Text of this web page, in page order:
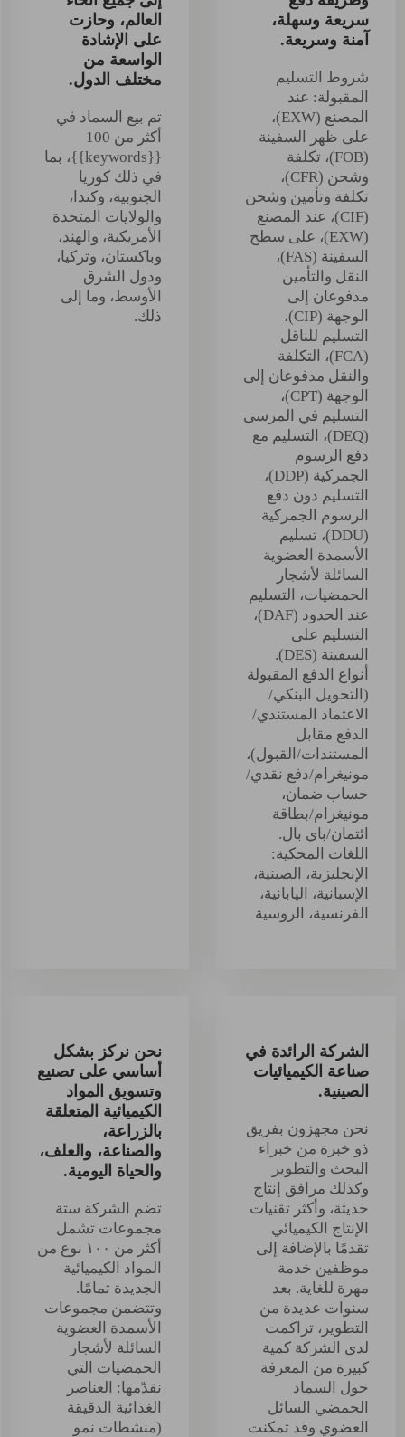
سريعة وسهلة،
آمنة وسريعة.
شروط التسليم
المقبولة: عند
المصنع (EXW)،
على ظهر السفينة
(FOB)، تكلفة
وشحن (CFR)،
تكلفة وتأمين وشحن
(CIF)، عند المصنع
(EXW)، على سطح
السفينة (FAS)،
النقل والتأمين
مدفوعان إلى
الوجهة (CIP)،
التسليم للناقل
(FCA)، التكلفة
والنقل مدفوعان إلى
الوجهة (CPT)،
التسليم في المرسى
(DEQ)، التسليم مع
دفع الرسوم
الجمركية (DDP)،
التسليم دون دفع
الرسوم الجمركية
(DDU)، تسليم
الأسمدة العضوية
السائلة لأشجار
الحمضيات، التسليم
عند الحدود (DAF)،
التسليم على
السفينة (DES).
أنواع الدفع المقبولة
(التحويل البنكي/
الاعتماد المستندي/
الدفع مقابل
المستندات/القبول)،
مونيغرام/دفع نقدي/
حساب ضمان،
مونيغرام/بطاقة
ائتمان/باي بال.
اللغات المحكية:
الإنجليزية، الصينية،
الإسبانية، اليابانية،
الفرنسية، الروسية
العالم، وحازت
على الإشادة
الواسعة من
مختلف الدول.
تم بيع السماد في
أكثر من 100
{{keywords}}، بما
في ذلك كوريا
الجنوبية، وكندا،
والولايات المتحدة
الأمريكية، والهند،
وباكستان، وتركيا،
ودول الشرق
الأوسط، وما إلى
ذلك.
الشركة الرائدة في
صناعة الكيميائيات
الصينية.
نحن مجهزون بفريق
ذو خبرة من خبراء
البحث والتطوير
وكذلك مرافق إنتاج
حديثة، وأكثر تقنيات
الإنتاج الكيميائي
تقدمًا بالإضافة إلى
موظفين خدمة
مهرة للغاية. بعد
سنوات عديدة من
التطوير، تراكمت
لدى الشركة كمية
كبيرة من المعرفة
حول السماد
الحمضي السائل
العضوي وقد تمكنت
نحن نركز بشكل
أساسي على تصنيع
وتسويق المواد
الكيميائية المتعلقة
بالزراعة،
والصناعة، والعلف،
والحياة اليومية.
تضم الشركة ستة
مجموعات تشمل
أكثر من ١٠٠ نوع من
المواد الكيميائية
الجديدة تمامًا.
وتتضمن مجموعات
الأسمدة العضوية
السائلة لأشجار
الحمضيات التي
نقدّمها: العناصر
الغذائية الدقيقة
(منشطات نمو